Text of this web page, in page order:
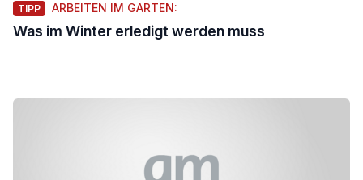
TIPP ARBEITEN IM GARTEN:
Was im Winter erledigt werden muss